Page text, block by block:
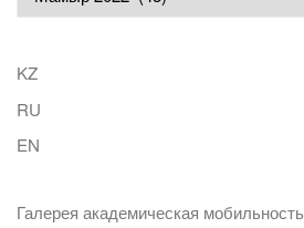
KZ
RU
EN
Галерея академическая мобильность